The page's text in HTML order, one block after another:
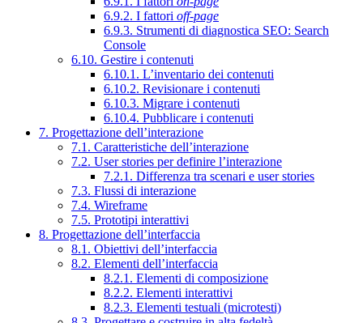
6.9.2. I fattori off-page
6.9.3. Strumenti di diagnostica SEO: Search
Console
6.10. Gestire i contenuti
6.10.1. L’inventario dei contenuti
6.10.2. Revisionare i contenuti
6.10.3. Migrare i contenuti
6.10.4. Pubblicare i contenuti
7. Progettazione dell’interazione
7.1. Caratteristiche dell’interazione
7.2. User stories per definire l’interazione
7.2.1. Differenza tra scenari e user stories
7.3. Flussi di interazione
7.4. Wireframe
7.5. Prototipi interattivi
8. Progettazione dell’interfaccia
8.1. Obiettivi dell’interfaccia
8.2. Elementi dell’interfaccia
8.2.1. Elementi di composizione
8.2.2. Elementi interattivi
8.2.3. Elementi testuali (microtesti)